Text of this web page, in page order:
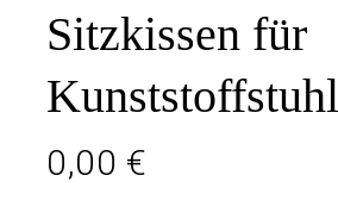
Sitzkissen für
Kunststoffstuhl
0,00 €